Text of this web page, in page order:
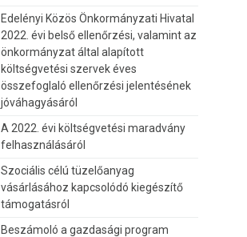
Edelényi Közös Önkormányzati Hivatal
2022. évi belső ellenőrzési, valamint az
önkormányzat által alapított
költségvetési szervek éves
összefoglaló ellenőrzési jelentésének
jóváhagyásáról
A 2022. évi költségvetési maradvány
felhasználásáról
Szociális célú tüzelőanyag
vásárlásához kapcsolódó kiegészítő
támogatásról
Beszámoló a gazdasági program